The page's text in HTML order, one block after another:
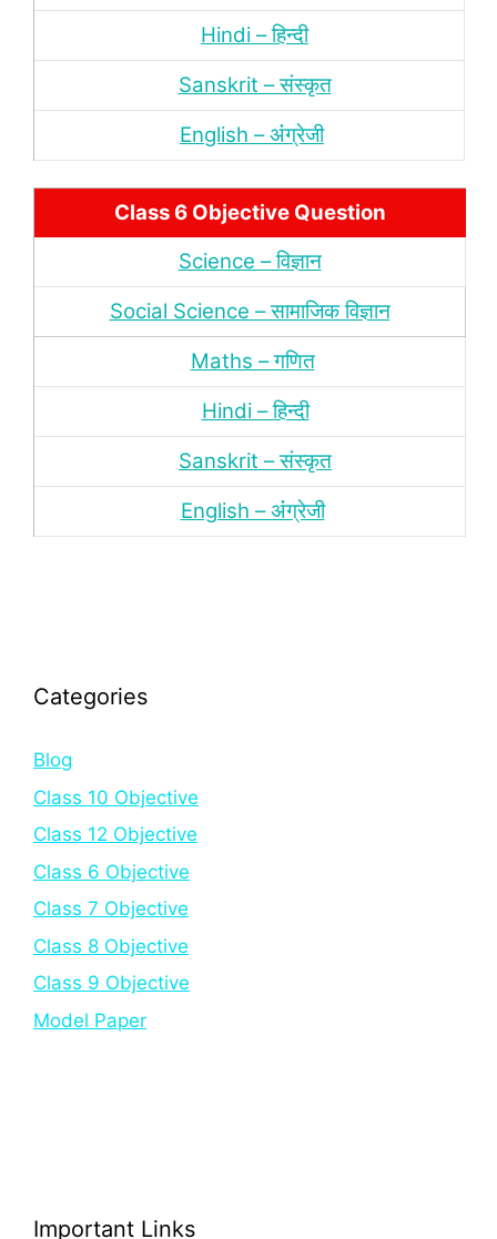
Hindi – हिन्‍दी
Sanskrit – संस्‍कृत
English – अंंग्रेजी
Class 6 Objective Question
Science – विज्ञान
Social Science – सामाजिक विज्ञान
Maths – गणित
Hindi – हिन्‍दी
Sanskrit – संस्‍कृत
English – अंंग्रेजी
Categories
Blog
Class 10 Objective
Class 12 Objective
Class 6 Objective
Class 7 Objective
Class 8 Objective
Class 9 Objective
Model Paper
Important Links